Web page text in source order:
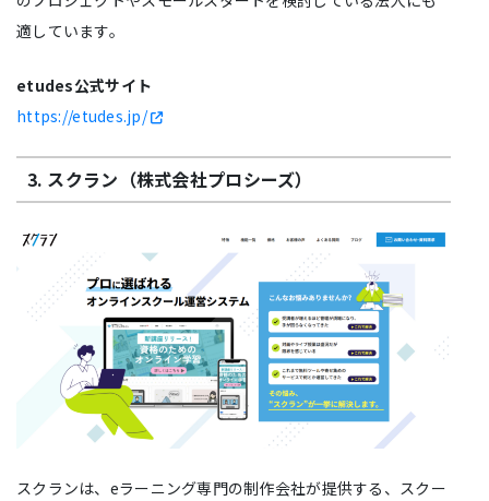
適しています。
etudes公式サイト
https://etudes.jp/
3. スクラン（株式会社プロシーズ）
スクランは、eラーニング専門の制作会社が提供する、スクー